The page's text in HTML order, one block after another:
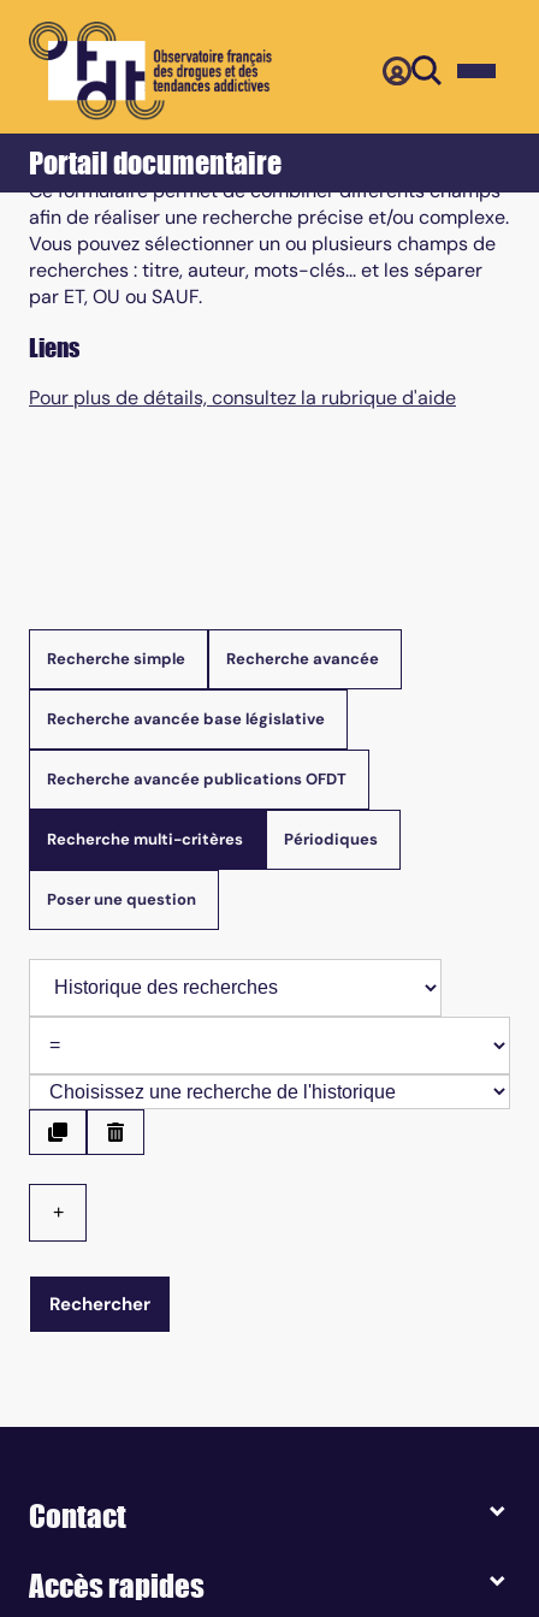
Portail documentaire
Accueil Retour
Recherche multi-critères
Ce formulaire permet de combiner différents champs
afin de réaliser une recherche précise et/ou complexe.
Vous pouvez sélectionner un ou plusieurs champs de
recherches : titre, auteur, mots-clés... et les séparer
par ET, OU ou SAUF.
Liens
Pour plus de détails, consultez la rubrique d'aide
Recherche multi-critères
Recherche simple Recherche avancée
Recherche avancée base législative
Recherche avancée publications OFDT
Recherche multi-critères Périodiques
Poser une question
+
Contact
Accès rapides